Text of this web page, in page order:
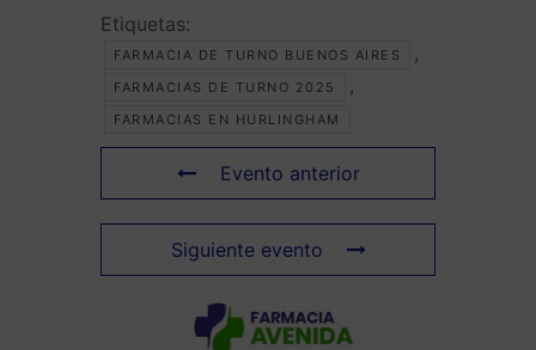
Etiquetas:
FARMACIA DE TURNO BUENOS AIRES ,
FARMACIAS DE TURNO 2025 ,
FARMACIAS EN HURLINGHAM
Evento anterior
Siguiente evento